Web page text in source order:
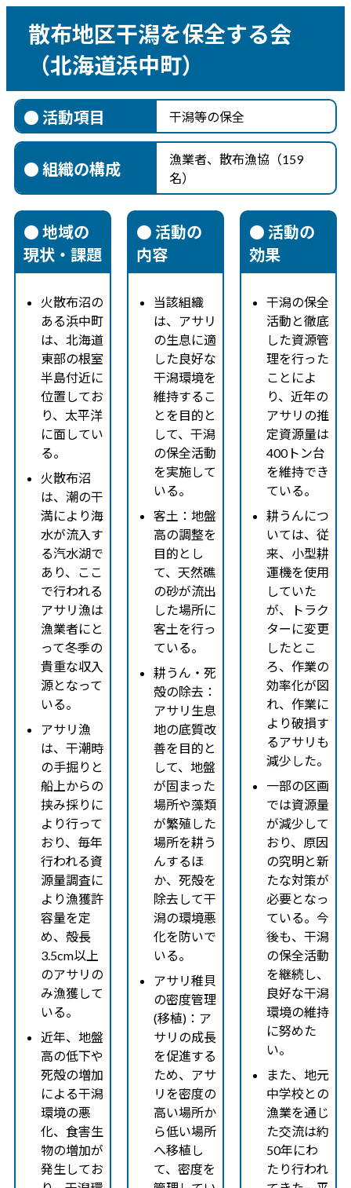
散布地区干潟を保全する会
（北海道浜中町）
● 活動項目 干潟等の保全
● 組織の構成
漁業者、散布漁協（159
名）
● 地域の
現状・課題
火散布沼の
ある浜中町
は、北海道
東部の根室
半島付近に
位置してお
り、太平洋
に面してい
る。
火散布沼
は、潮の干
満により海
水が流入す
る汽水湖で
あり、ここ
で行われる
アサリ漁は
漁業者にと
って冬季の
貴重な収入
源となって
いる。
アサリ漁
は、干潮時
の手掘りと
船上からの
挟み採りに
より行って
おり、毎年
行われる資
源量調査に
より漁獲許
容量を定
め、殻長
3.5cm以上
のアサリの
み漁獲して
いる。
近年、地盤
高の低下や
死殻の増加
による干潟
環境の悪
化、食害生
物の増加が
発生してお
● 活動の
内容
当該組織
は、アサリ
の生息に適
した良好な
干潟環境を
維持するこ
とを目的と
して、干潟
の保全活動
を実施して
いる。
客土：地盤
高の調整を
目的とし
て、天然礁
の砂が流出
した場所に
客土を行っ
ている。
耕うん・死
殻の除去：
アサリ生息
地の底質改
善を目的と
して、地盤
が固まった
場所や藻類
が繁殖した
場所を耕う
んするほ
か、死殻を
除去して干
潟の環境悪
化を防いで
いる。
アサリ稚貝
の密度管理
(移植)：ア
サリの成長
を促進する
ため、アサ
リを密度の
高い場所か
ら低い場所
へ移植し
て、密度を
● 活動の
効果
干潟の保全
活動と徹底
した資源管
理を行った
ことによ
り、近年の
アサリの推
定資源量は
400トン台
を維持でき
ている。
耕うんにつ
いては、従
来、小型耕
運機を使用
していた
が、トラク
ターに変更
したとこ
ろ、作業の
効率化が図
れ、作業に
より破損す
るアサリも
減少した。
一部の区画
では資源量
が減少して
おり、原因
の究明と新
たな対策が
必要となっ
ている。今
後も、干潟
の保全活動
を継続し、
良好な干潟
環境の維持
に努めた
い。
また、地元
中学校との
漁業を通じ
た交流は約
50年にわ
たり行われ